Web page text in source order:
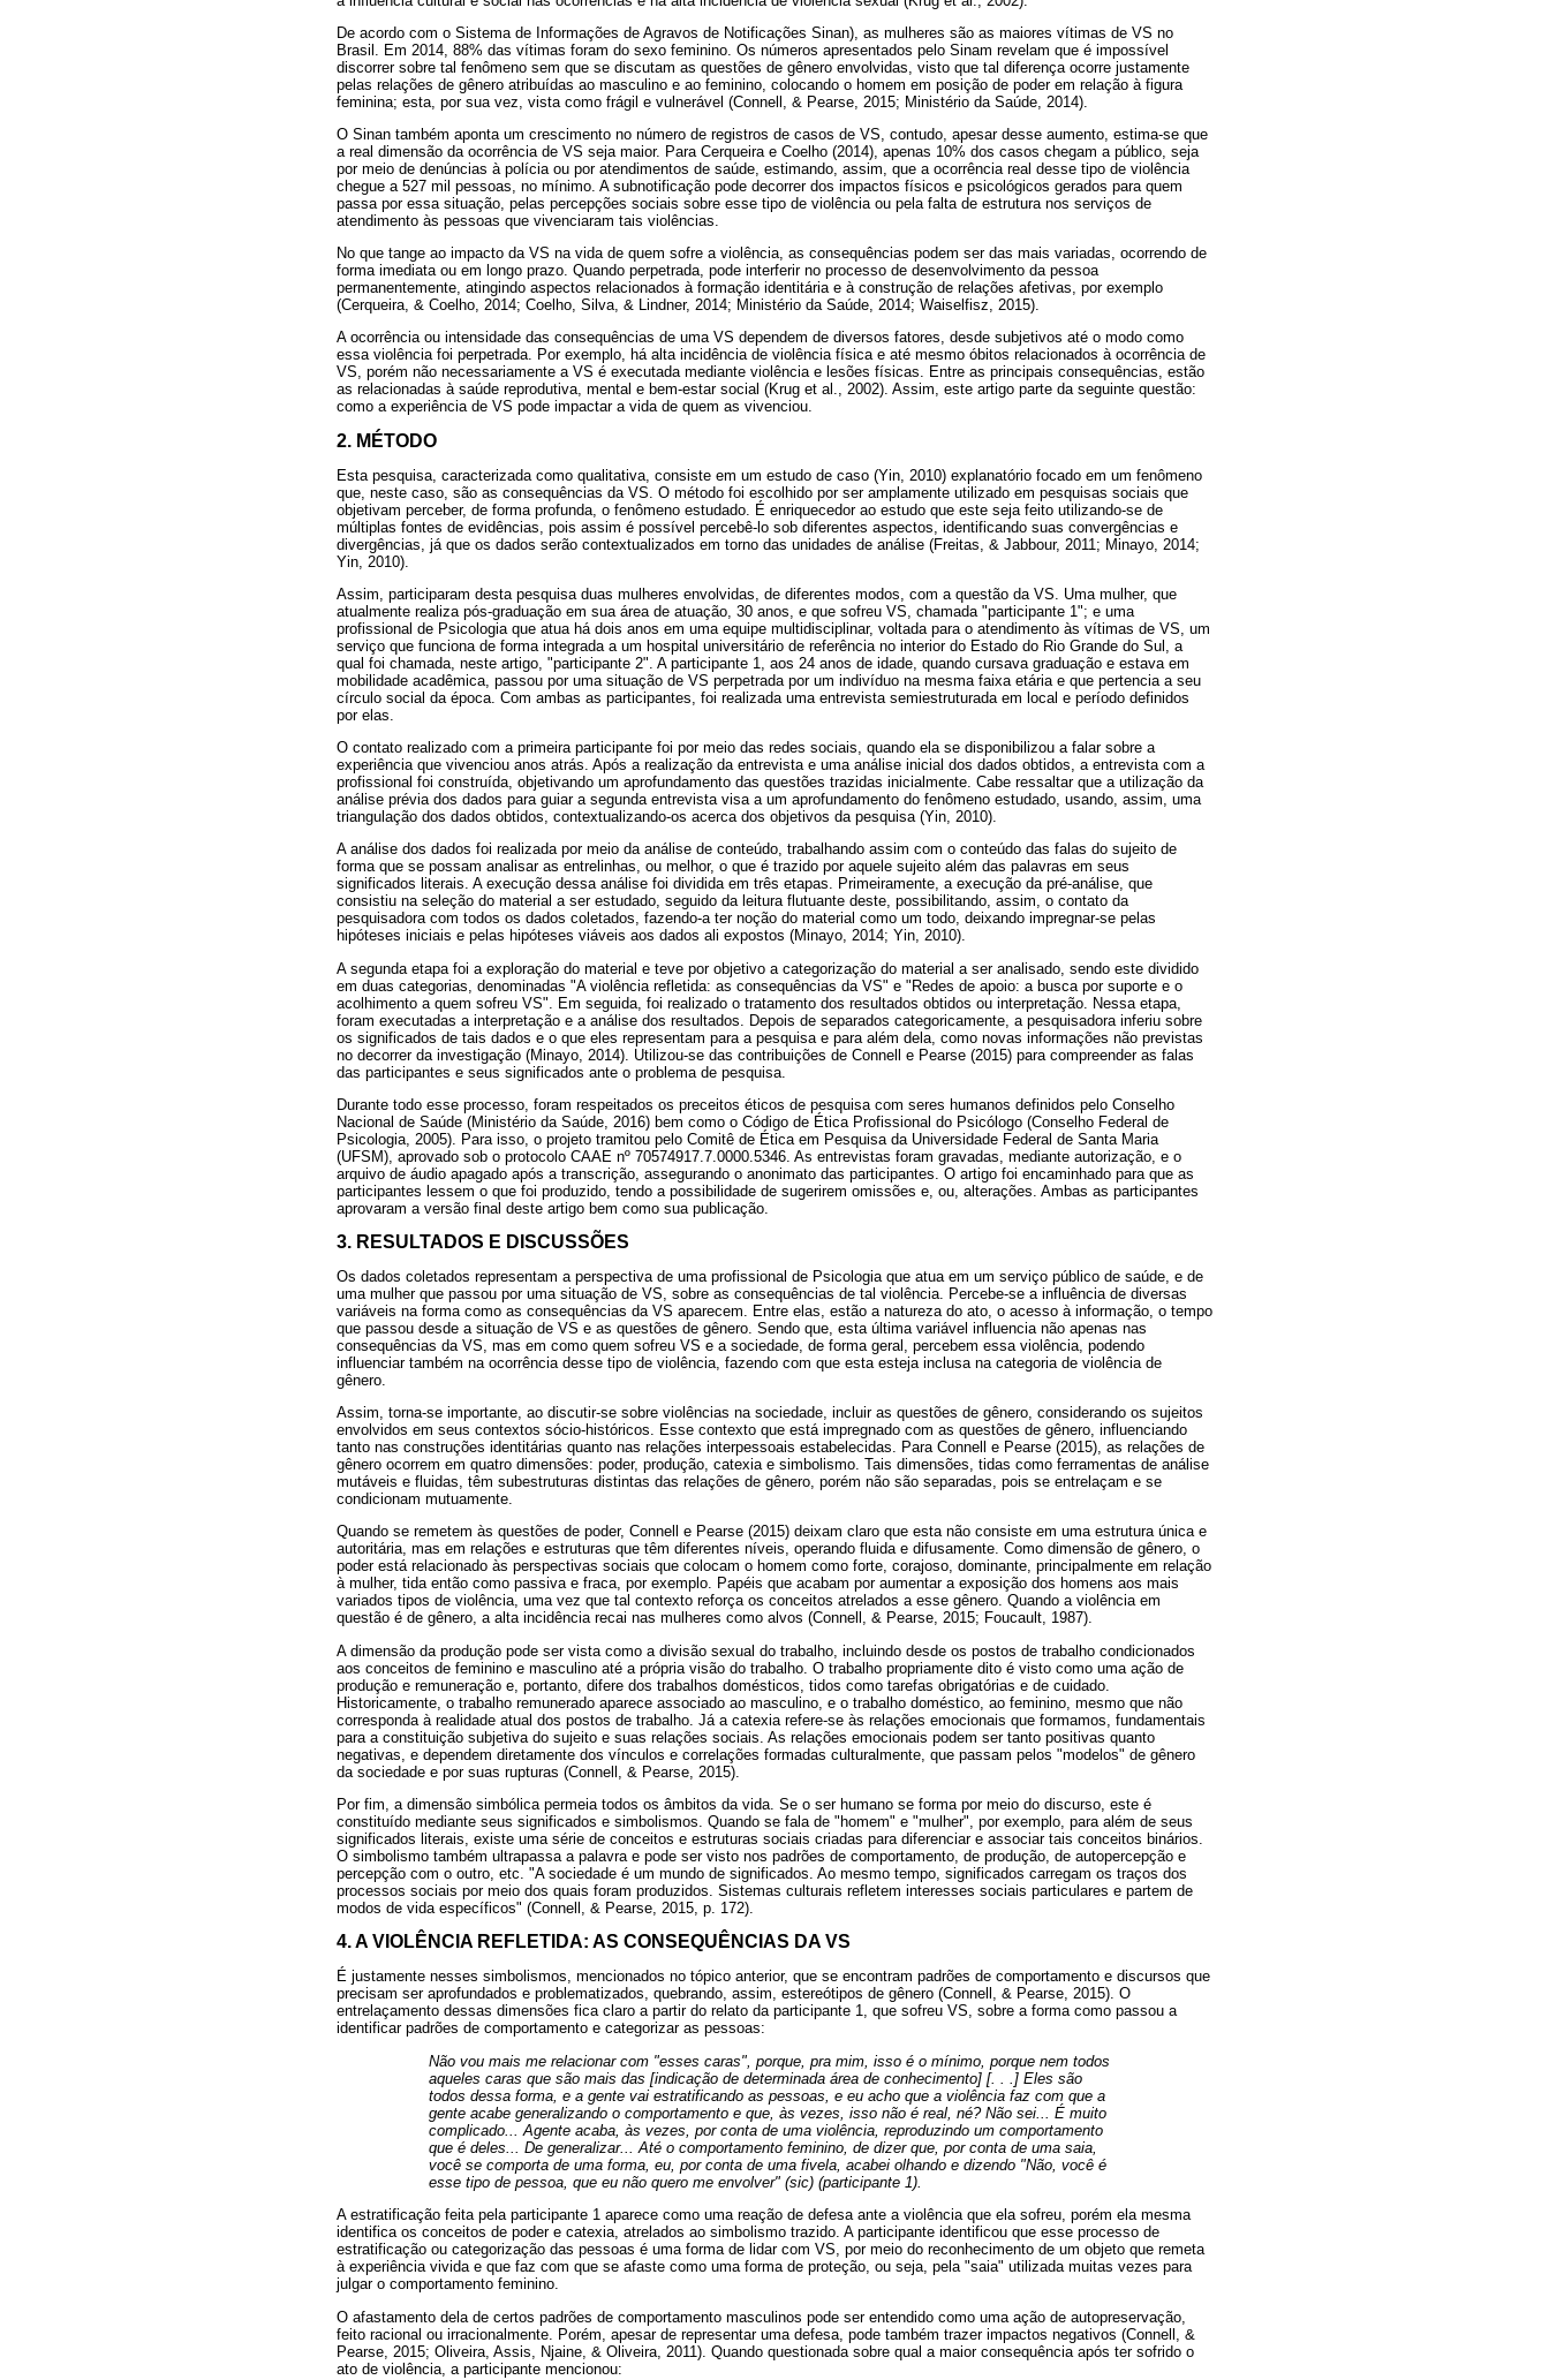
De acordo com o Sistema de Informações de Agravos de Notificações Sinan), as mulheres são as maiores vítimas de VS no
Brasil. Em 2014, 88% das vítimas foram do sexo feminino. Os números apresentados pelo Sinam revelam que é impossível
discorrer sobre tal fenômeno sem que se discutam as questões de gênero envolvidas, visto que tal diferença ocorre justamente
pelas relações de gênero atribuídas ao masculino e ao feminino, colocando o homem em posição de poder em relação à figura
feminina; esta, por sua vez, vista como frágil e vulnerável (Connell, & Pearse, 2015; Ministério da Saúde, 2014).
O Sinan também aponta um crescimento no número de registros de casos de VS, contudo, apesar desse aumento, estima-se que
a real dimensão da ocorrência de VS seja maior. Para Cerqueira e Coelho (2014), apenas 10% dos casos chegam a público, seja
por meio de denúncias à polícia ou por atendimentos de saúde, estimando, assim, que a ocorrência real desse tipo de violência
chegue a 527 mil pessoas, no mínimo. A subnotificação pode decorrer dos impactos físicos e psicológicos gerados para quem
passa por essa situação, pelas percepções sociais sobre esse tipo de violência ou pela falta de estrutura nos serviços de
atendimento às pessoas que vivenciaram tais violências.
No que tange ao impacto da VS na vida de quem sofre a violência, as consequências podem ser das mais variadas, ocorrendo de
forma imediata ou em longo prazo. Quando perpetrada, pode interferir no processo de desenvolvimento da pessoa
permanentemente, atingindo aspectos relacionados à formação identitária e à construção de relações afetivas, por exemplo
(Cerqueira, & Coelho, 2014; Coelho, Silva, & Lindner, 2014; Ministério da Saúde, 2014; Waiselfisz, 2015).
A ocorrência ou intensidade das consequências de uma VS dependem de diversos fatores, desde subjetivos até o modo como
essa violência foi perpetrada. Por exemplo, há alta incidência de violência física e até mesmo óbitos relacionados à ocorrência de
VS, porém não necessariamente a VS é executada mediante violência e lesões físicas. Entre as principais consequências, estão
as relacionadas à saúde reprodutiva, mental e bem-estar social (Krug et al., 2002). Assim, este artigo parte da seguinte questão:
como a experiência de VS pode impactar a vida de quem as vivenciou.
2. MÉTODO
Esta pesquisa, caracterizada como qualitativa, consiste em um estudo de caso (Yin, 2010) explanatório focado em um fenômeno
que, neste caso, são as consequências da VS. O método foi escolhido por ser amplamente utilizado em pesquisas sociais que
objetivam perceber, de forma profunda, o fenômeno estudado. É enriquecedor ao estudo que este seja feito utilizando-se de
múltiplas fontes de evidências, pois assim é possível percebê-lo sob diferentes aspectos, identificando suas convergências e
divergências, já que os dados serão contextualizados em torno das unidades de análise (Freitas, & Jabbour, 2011; Minayo, 2014;
Yin, 2010).
Assim, participaram desta pesquisa duas mulheres envolvidas, de diferentes modos, com a questão da VS. Uma mulher, que
atualmente realiza pós-graduação em sua área de atuação, 30 anos, e que sofreu VS, chamada "participante 1"; e uma
profissional de Psicologia que atua há dois anos em uma equipe multidisciplinar, voltada para o atendimento às vítimas de VS, um
serviço que funciona de forma integrada a um hospital universitário de referência no interior do Estado do Rio Grande do Sul, a
qual foi chamada, neste artigo, "participante 2". A participante 1, aos 24 anos de idade, quando cursava graduação e estava em
mobilidade acadêmica, passou por uma situação de VS perpetrada por um indivíduo na mesma faixa etária e que pertencia a seu
círculo social da época. Com ambas as participantes, foi realizada uma entrevista semiestruturada em local e período definidos
por elas.
O contato realizado com a primeira participante foi por meio das redes sociais, quando ela se disponibilizou a falar sobre a
experiência que vivenciou anos atrás. Após a realização da entrevista e uma análise inicial dos dados obtidos, a entrevista com a
profissional foi construída, objetivando um aprofundamento das questões trazidas inicialmente. Cabe ressaltar que a utilização da
análise prévia dos dados para guiar a segunda entrevista visa a um aprofundamento do fenômeno estudado, usando, assim, uma
triangulação dos dados obtidos, contextualizando-os acerca dos objetivos da pesquisa (Yin, 2010).
A análise dos dados foi realizada por meio da análise de conteúdo, trabalhando assim com o conteúdo das falas do sujeito de
forma que se possam analisar as entrelinhas, ou melhor, o que é trazido por aquele sujeito além das palavras em seus
significados literais. A execução dessa análise foi dividida em três etapas. Primeiramente, a execução da pré-análise, que
consistiu na seleção do material a ser estudado, seguido da leitura flutuante deste, possibilitando, assim, o contato da
pesquisadora com todos os dados coletados, fazendo-a ter noção do material como um todo, deixando impregnar-se pelas
hipóteses iniciais e pelas hipóteses viáveis aos dados ali expostos (Minayo, 2014; Yin, 2010).
A segunda etapa foi a exploração do material e teve por objetivo a categorização do material a ser analisado, sendo este dividido
em duas categorias, denominadas "A violência refletida: as consequências da VS" e "Redes de apoio: a busca por suporte e o
acolhimento a quem sofreu VS". Em seguida, foi realizado o tratamento dos resultados obtidos ou interpretação. Nessa etapa,
foram executadas a interpretação e a análise dos resultados. Depois de separados categoricamente, a pesquisadora inferiu sobre
os significados de tais dados e o que eles representam para a pesquisa e para além dela, como novas informações não previstas
no decorrer da investigação (Minayo, 2014). Utilizou-se das contribuições de Connell e Pearse (2015) para compreender as falas
das participantes e seus significados ante o problema de pesquisa.
Durante todo esse processo, foram respeitados os preceitos éticos de pesquisa com seres humanos definidos pelo Conselho
Nacional de Saúde (Ministério da Saúde, 2016) bem como o Código de Ética Profissional do Psicólogo (Conselho Federal de
Psicologia, 2005). Para isso, o projeto tramitou pelo Comitê de Ética em Pesquisa da Universidade Federal de Santa Maria
(UFSM), aprovado sob o protocolo CAAE nº 70574917.7.0000.5346. As entrevistas foram gravadas, mediante autorização, e o
arquivo de áudio apagado após a transcrição, assegurando o anonimato das participantes. O artigo foi encaminhado para que as
participantes lessem o que foi produzido, tendo a possibilidade de sugerirem omissões e, ou, alterações. Ambas as participantes
aprovaram a versão final deste artigo bem como sua publicação.
3. RESULTADOS E DISCUSSÕES
Os dados coletados representam a perspectiva de uma profissional de Psicologia que atua em um serviço público de saúde, e de
uma mulher que passou por uma situação de VS, sobre as consequências de tal violência. Percebe-se a influência de diversas
variáveis na forma como as consequências da VS aparecem. Entre elas, estão a natureza do ato, o acesso à informação, o tempo
que passou desde a situação de VS e as questões de gênero. Sendo que, esta última variável influencia não apenas nas
consequências da VS, mas em como quem sofreu VS e a sociedade, de forma geral, percebem essa violência, podendo
influenciar também na ocorrência desse tipo de violência, fazendo com que esta esteja inclusa na categoria de violência de
gênero.
Assim, torna-se importante, ao discutir-se sobre violências na sociedade, incluir as questões de gênero, considerando os sujeitos
envolvidos em seus contextos sócio-históricos. Esse contexto que está impregnado com as questões de gênero, influenciando
tanto nas construções identitárias quanto nas relações interpessoais estabelecidas. Para Connell e Pearse (2015), as relações de
gênero ocorrem em quatro dimensões: poder, produção, catexia e simbolismo. Tais dimensões, tidas como ferramentas de análise
mutáveis e fluidas, têm subestruturas distintas das relações de gênero, porém não são separadas, pois se entrelaçam e se
condicionam mutuamente.
Quando se remetem às questões de poder, Connell e Pearse (2015) deixam claro que esta não consiste em uma estrutura única e
autoritária, mas em relações e estruturas que têm diferentes níveis, operando fluida e difusamente. Como dimensão de gênero, o
poder está relacionado às perspectivas sociais que colocam o homem como forte, corajoso, dominante, principalmente em relação
à mulher, tida então como passiva e fraca, por exemplo. Papéis que acabam por aumentar a exposição dos homens aos mais
variados tipos de violência, uma vez que tal contexto reforça os conceitos atrelados a esse gênero. Quando a violência em
questão é de gênero, a alta incidência recai nas mulheres como alvos (Connell, & Pearse, 2015; Foucault, 1987).
A dimensão da produção pode ser vista como a divisão sexual do trabalho, incluindo desde os postos de trabalho condicionados
aos conceitos de feminino e masculino até a própria visão do trabalho. O trabalho propriamente dito é visto como uma ação de
produção e remuneração e, portanto, difere dos trabalhos domésticos, tidos como tarefas obrigatórias e de cuidado.
Historicamente, o trabalho remunerado aparece associado ao masculino, e o trabalho doméstico, ao feminino, mesmo que não
corresponda à realidade atual dos postos de trabalho. Já a catexia refere-se às relações emocionais que formamos, fundamentais
para a constituição subjetiva do sujeito e suas relações sociais. As relações emocionais podem ser tanto positivas quanto
negativas, e dependem diretamente dos vínculos e correlações formadas culturalmente, que passam pelos "modelos" de gênero
da sociedade e por suas rupturas (Connell, & Pearse, 2015).
Por fim, a dimensão simbólica permeia todos os âmbitos da vida. Se o ser humano se forma por meio do discurso, este é
constituído mediante seus significados e simbolismos. Quando se fala de "homem" e "mulher", por exemplo, para além de seus
significados literais, existe uma série de conceitos e estruturas sociais criadas para diferenciar e associar tais conceitos binários.
O simbolismo também ultrapassa a palavra e pode ser visto nos padrões de comportamento, de produção, de autopercepção e
percepção com o outro, etc. "A sociedade é um mundo de significados. Ao mesmo tempo, significados carregam os traços dos
processos sociais por meio dos quais foram produzidos. Sistemas culturais refletem interesses sociais particulares e partem de
modos de vida específicos" (Connell, & Pearse, 2015, p. 172).
4. A VIOLÊNCIA REFLETIDA: AS CONSEQUÊNCIAS DA VS
É justamente nesses simbolismos, mencionados no tópico anterior, que se encontram padrões de comportamento e discursos que
precisam ser aprofundados e problematizados, quebrando, assim, estereótipos de gênero (Connell, & Pearse, 2015). O
entrelaçamento dessas dimensões fica claro a partir do relato da participante 1, que sofreu VS, sobre a forma como passou a
identificar padrões de comportamento e categorizar as pessoas:
Não vou mais me relacionar com "esses caras", porque, pra mim, isso é o mínimo, porque nem todos
aqueles caras que são mais das [indicação de determinada área de conhecimento] [. . .] Eles são
todos dessa forma, e a gente vai estratificando as pessoas, e eu acho que a violência faz com que a
gente acabe generalizando o comportamento e que, às vezes, isso não é real, né? Não sei... É muito
complicado... Agente acaba, às vezes, por conta de uma violência, reproduzindo um comportamento
que é deles... De generalizar... Até o comportamento feminino, de dizer que, por conta de uma saia,
você se comporta de uma forma, eu, por conta de uma fivela, acabei olhando e dizendo "Não, você é
esse tipo de pessoa, que eu não quero me envolver" (sic) (participante 1).
A estratificação feita pela participante 1 aparece como uma reação de defesa ante a violência que ela sofreu, porém ela mesma
identifica os conceitos de poder e catexia, atrelados ao simbolismo trazido. A participante identificou que esse processo de
estratificação ou categorização das pessoas é uma forma de lidar com VS, por meio do reconhecimento de um objeto que remeta
à experiência vivida e que faz com que se afaste como uma forma de proteção, ou seja, pela "saia" utilizada muitas vezes para
julgar o comportamento feminino.
O afastamento dela de certos padrões de comportamento masculinos pode ser entendido como uma ação de autopreservação,
feito racional ou irracionalmente. Porém, apesar de representar uma defesa, pode também trazer impactos negativos (Connell, &
Pearse, 2015; Oliveira, Assis, Njaine, & Oliveira, 2011). Quando questionada sobre qual a maior consequência após ter sofrido o
ato de violência, a participante mencionou: